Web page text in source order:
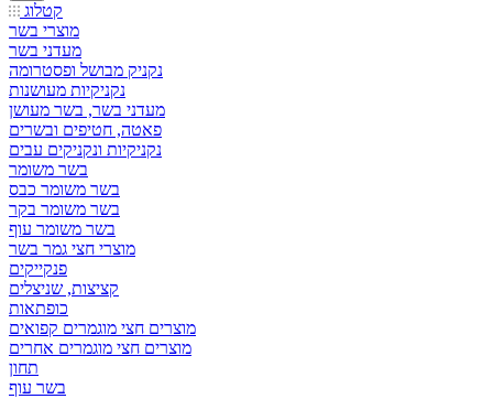
קטלוג
מוצרי בשר
מעדני בשר
נקניק מבושל ופסטרומה
נקניקיות מעושנות
מעדני בשר, בשר מעושן
פאטה, חטיפים ובשרים
נקניקיות ונקניקים עבים
בשר משומר
בשר משומר כבס
בשר משומר בקר
בשר משומר עוף
מוצרי חצי גמר בשר
פנקייקים
קציצות, שניצלים
כופתאות
מוצרים חצי מוגמרים קפואים
מוצרים חצי מוגמרים אחרים
תחון
בשר עוף